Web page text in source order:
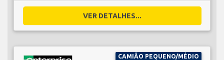
VER DETALHES...
CAMIÃO PEQUENO/MÉDIO